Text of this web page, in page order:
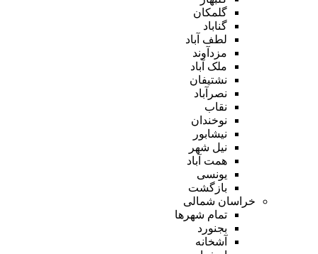
گلمکان
گناباد
لطف آباد
مزدآوند
ملک آباد
نشتیفان
نصرآباد
نقاب
نوخندان
نیشابور
نیل شهر
همت آباد
یونسی
بازگشت
خراسان شمالی
تمام شهر‌ها
بجنورد
آشخانه